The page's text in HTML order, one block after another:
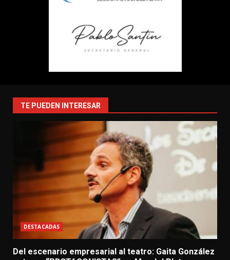
TE PUEDEN INTERESAR
DESTACADAS
Del escenario empresarial al teatro: Gaita González